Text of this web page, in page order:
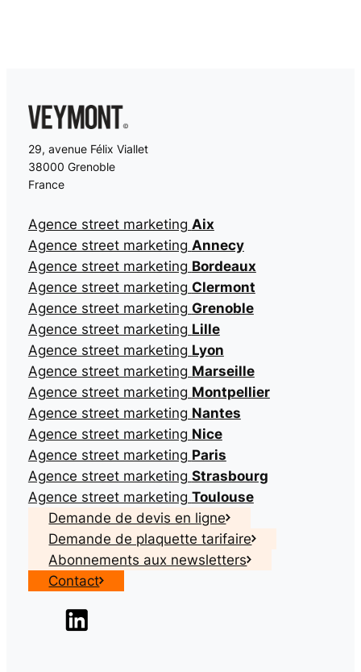
29, avenue Félix Viallet
38000 Grenoble
France
Agence street marketing Aix
Agence street marketing Annecy
Agence street marketing Bordeaux
Agence street marketing Clermont
Agence street marketing Grenoble
Agence street marketing Lille
Agence street marketing Lyon
Agence street marketing Marseille
Agence street marketing Montpellier
Agence street marketing Nantes
Agence street marketing Nice
Agence street marketing Paris
Agence street marketing Strasbourg
Agence street marketing Toulouse
Demande de devis en ligne
Demande de plaquette tarifaire
Abonnements aux newsletters
Contact